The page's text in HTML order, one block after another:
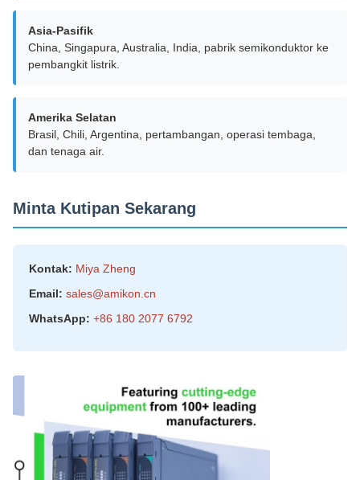
Asia-Pasifik
China, Singapura, Australia, India, pabrik semikonduktor ke
pembangkit listrik.
Amerika Selatan
Brasil, Chili, Argentina, pertambangan, operasi tembaga,
dan tenaga air.
Minta Kutipan Sekarang
Kontak: Miya Zheng
Email: sales@amikon.cn
WhatsApp: +86 180 2077 6792